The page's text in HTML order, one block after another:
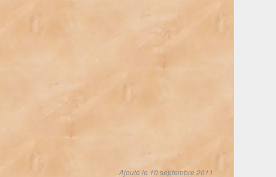
Ajouté le 10 septembre 2011